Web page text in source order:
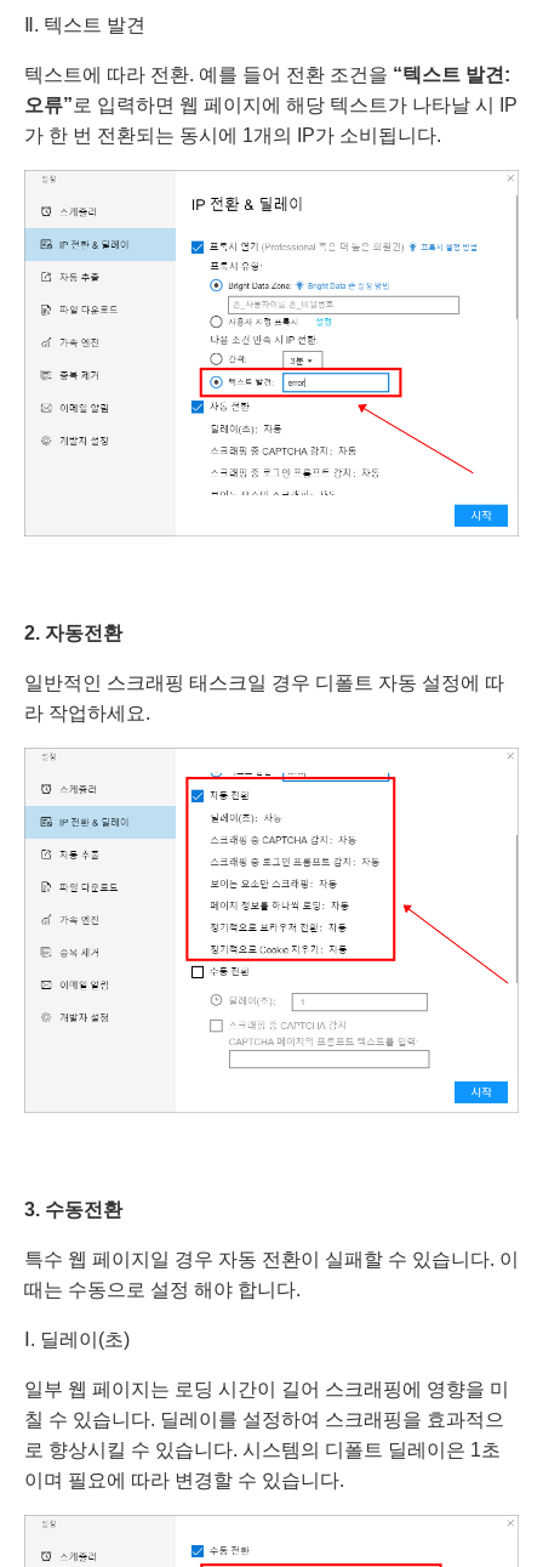
Ⅱ. 텍스트 발견
텍스트에 따라 전환. 예를 들어 전환 조건을 “텍스트 발견:
오류” 로 입력하면 웹 페이지에 해당 텍스트가 나타날 시 IP
가 한 번 전환되는 동시에 1개의 IP가 소비됩니다.
2. 자동전환
일반적인 스크래핑 태스크일 경우 디폴트 자동 설정에 따
라 작업하세요.
3. 수동전환
특수 웹 페이지일 경우 자동 전환이 실패할 수 있습니다. 이
때는 수동으로 설정 해야 합니다.
Ⅰ. 딜레이(초)
일부 웹 페이지는 로딩 시간이 길어 스크래핑에 영향을 미
칠 수 있습니다. 딜레이를 설정하여 스크래핑을 효과적으
로 향상시킬 수 있습니다. 시스템의 디폴트 딜레이은 1초
이며 필요에 따라 변경할 수 있습니다.